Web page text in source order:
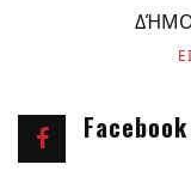
Facebook